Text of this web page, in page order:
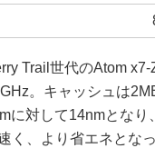
Trail世代のAtom
。キャッシュは
に対して14nmとな
く、より省エネとなっ